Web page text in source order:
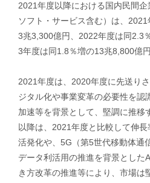
2021年度以降における国内民間企
ソフト・サービス含む）は、
3兆3,300億円、2022年度は同2.3
3年度は同1.8％増の13兆8,800億円
2021年度は、2020年度に先送り
ジタル化や事業変革の必要性を認
加速等を背景として、堅調に推移
以降は、2021年度と比較して伸
活発化や、5G（第5世代移動体通
データ利活用の推進を背景とした
き方改革の推進等により、市場は